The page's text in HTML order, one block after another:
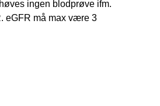
ingen blodprøve ifm.
eGFR må max være 3